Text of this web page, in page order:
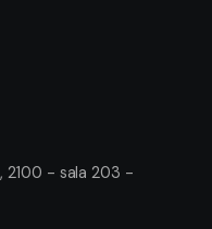
2100 - sala 203 -